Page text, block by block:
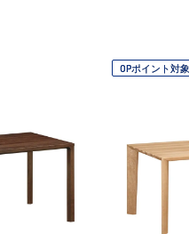
OPポイント対象